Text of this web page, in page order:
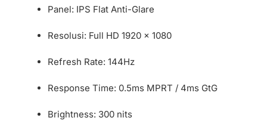
Panel: IPS Flat Anti-Glare
Resolusi: Full HD 1920 × 1080
Refresh Rate: 144Hz
Response Time: 0.5ms MPRT / 4ms GtG
Brightness: 300 nits